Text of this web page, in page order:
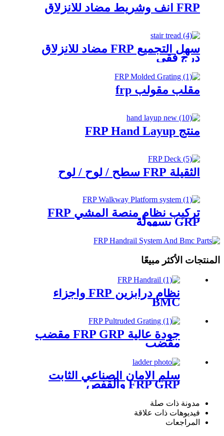
FRP أنف وشريط مضاد للانزلاق
سهل التجميع FRP مضاد للانزلاق
درج فقي
مقلب مقولب frp
منتج FRP Hand Layup
الثقيلة FRP سطح / لوح / لوح
تركيب نظام منصة المشي FRP
GRP بسهولة
المنتجات الأكثر مبيعًا
نظام درابزين FRP وأجزاء
BMC
جودة عالية FRP GRP مقضب
مقضب
سلم الأمان الصناعي الثابت
FRP GRP والقفص
مدونة ذات صلة
فيديوهات ذات علاقة
المراجعات